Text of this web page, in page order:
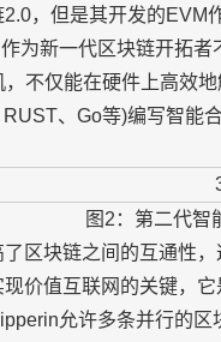
，但是其开发的
为新一代区块链开拓
不仅能在硬件上高效
、Go等)编写智能
图2：第二代智
区块链之间的互通性
价值互联网的关键，
允许多条并行的